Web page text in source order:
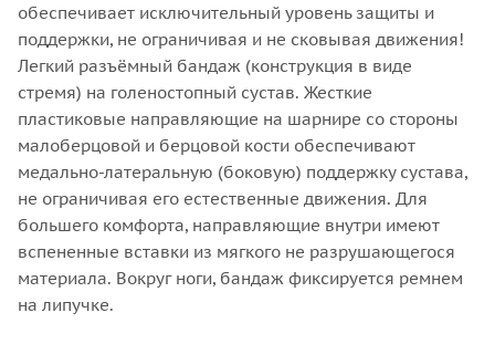
обеспечивает исключительный уровень защиты и
поддержки, не ограничивая и не сковывая движения!
Легкий разъёмный бандаж (конструкция в виде
стремя) на голеностопный сустав. Жесткие
пластиковые направляющие на шарнире со стороны
малоберцовой и берцовой кости обеспечивают
медально-латеральную (боковую) поддержку сустава,
не ограничивая его естественные движения. Для
большего комфорта, направляющие внутри имеют
вспененные вставки из мягкого не разрушающегося
материала. Вокруг ноги, бандаж фиксируется ремнем
на липучке.